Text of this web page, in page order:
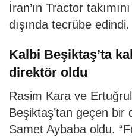
İran’ın Tractor
dışında tecrübe edindi.
Kalbi Beşiktaş’ta
direktör oldu
Rasim Kara ve
Beşiktaş’tan geçen
Samet Aybaba oldu.